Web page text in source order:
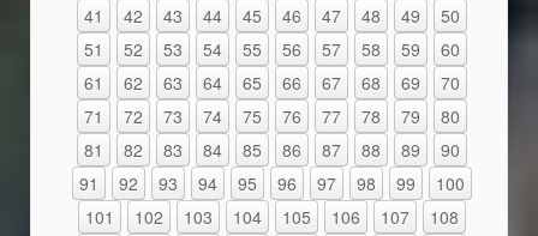
41
42 43 44 45 46 47 48 49
50
51
52 53 54 55 56 57 58 59
60
61
62 63 64 65 66 67 68 69
70
71
72 73 74 75 76 77 78 79
80
81
82 83 84 85 86 87 88 89
90
91
92 93 94 95 96 97 98 99
100
101
102 103 104 105 106 107
108